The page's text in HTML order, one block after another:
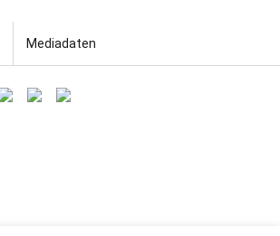
Mediadaten